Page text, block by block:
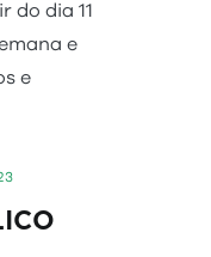
do dia 11
e
e